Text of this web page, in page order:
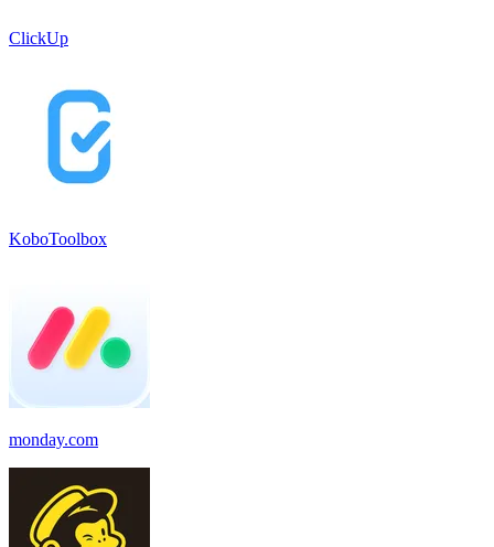
ClickUp
KoboToolbox
monday.com